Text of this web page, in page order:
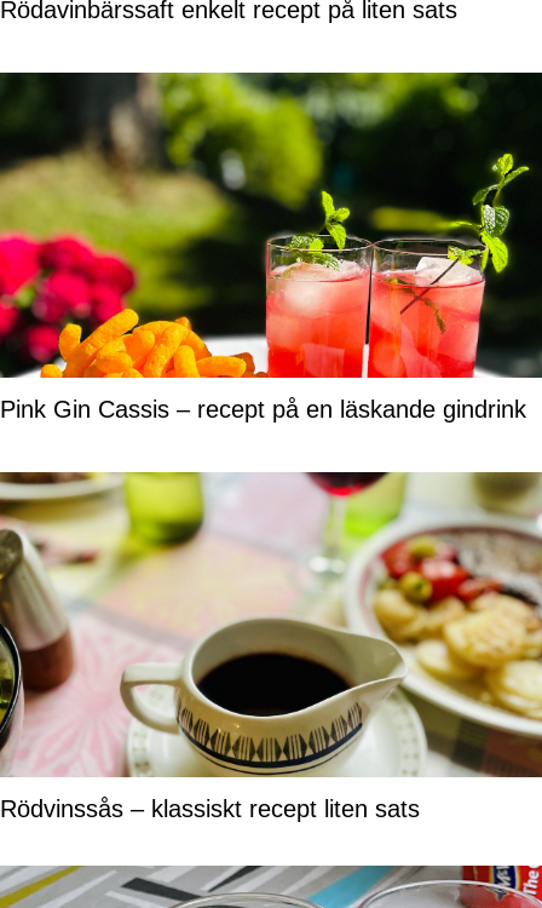
Rödavinbärssaft enkelt recept på liten sats
Pink Gin Cassis – recept på en läskande gindrink
Rödvinssås – klassiskt recept liten sats